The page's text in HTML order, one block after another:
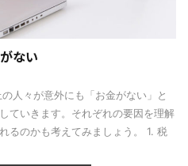
ない
人々が意外にも「お金がない」と
ていきます。それぞれの要因を理解
るのかも考えてみましょう。 1. 税